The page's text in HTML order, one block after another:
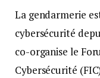
La gendarmerie
cybersécurité
co-organise le
Cybersécurité